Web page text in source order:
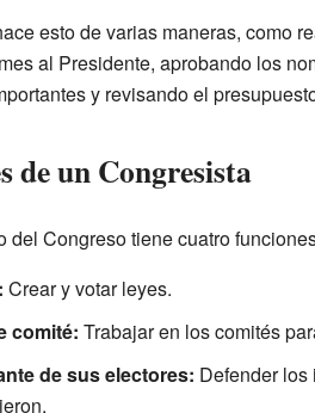
esto de varias maneras, como
al Presidente, aprobando los
y revisando el
de un Congresista
del Congreso tiene cuatro
Crear y votar leyes.
comité: Trabajar en los comités
de sus electores: Defender los